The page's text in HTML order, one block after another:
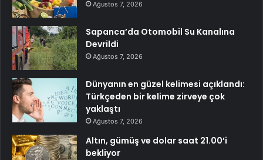
Ağustos 7, 2026
Sapanca’da Otomobil Su Kanalına
Devrildi
Ağustos 7, 2026
Dünyanın en güzel kelimesi açıklandı:
Türkçeden bir kelime zirveye çok
yaklaştı
Ağustos 7, 2026
Altın, gümüş ve dolar saat 21.00’i
bekliyor